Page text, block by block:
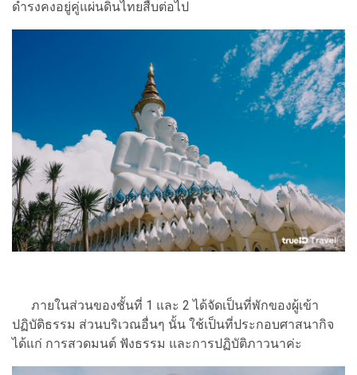
ดำรงคงอยู่คู่แผ่นดินไทยสืบต่อไป
ภายในส่วนของชั้นที่ 1 และ 2 ได้จัดเป็นที่พักของผู้เข้า
ปฏิบัติธรรม ส่วนบริเวณอื่นๆ นั้น ใช้เป็นที่ประกอบศาสนากิจ
ได้แก่ การสวดมนต์ ฟังธรรม และการปฏิบัติภาวนาค่ะ